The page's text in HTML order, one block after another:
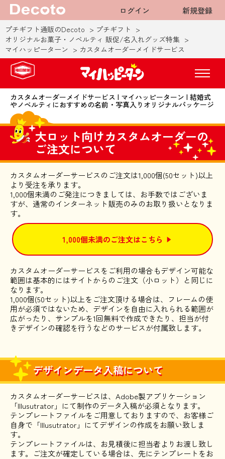
ログイン 新規登録
プチギフト通販のDecoto
プチギフト
オリジナルお菓子・ノベルティ 販促/名入れグッズ特集
マイハッピーターン
カスタムオーダーメイドサービス
カスタムオーダーメイドサービス | マイハッピーターン | 結婚式
やノベルティにおすすめの名前・写真入りオリジナルパッケージ
大ロット向けカスタムオーダーの
ご注文について
カスタムオーダーサービスのご注文は1,000個(50セット)以上
より受注を承ります。
1,000個未満のご発注につきましては、お手数ではございま
すが、通常のインターネット販売のみのお取り扱いとなりま
す。
1,000個未満のご注文はこちら
カスタムオーダーサービスをご利用の場合もデザイン可能な
範囲は基本的にはサイトからのご注文（小ロット）と同じに
なります。
1,000個(50セット)以上をご注文頂ける場合は、フレームの使
用が必須ではないため、デザインを自由に入れられる範囲が
広がったり、サンプルを1回無料で作成できたり、担当が付
きデザインの確認を行うなどのサービスが付属致します。
デザインデータ入稿について
カスタムオーダーサービスは、Adobe製アプリケーション
「Illusutrator」にて制作のデータ入稿が必須となります。
テンプレートファイルをご用意しておりますので、お客様ご
自身で「Illusutrator」にてデザインの作成をお願い致しま
す。
テンプレートファイルは、お見積後に担当者よりお渡し致し
ます。ご注文が確定している場合は、先にテンプレートをお